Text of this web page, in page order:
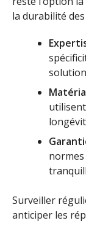
la durabilité
Surveiller
anticiper les